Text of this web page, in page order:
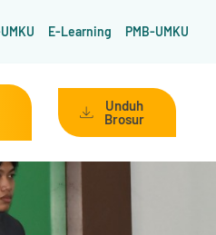
E-Learning PMB-UMKU
Unduh
Brosur